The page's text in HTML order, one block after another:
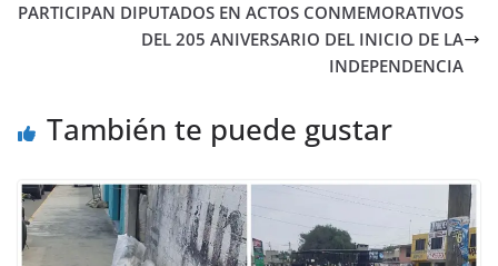
PARTICIPAN DIPUTADOS EN ACTOS CONMEMORATIVOS
DEL 205 ANIVERSARIO DEL INICIO DE LA
INDEPENDENCIA
También te puede gustar